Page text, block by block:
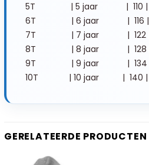
5T | 5 jaar | 110 |
6T | 6 jaar | 116 |
7T | 7 jaar | 122 |
8T | 8 jaar | 128 |
9T | 9 jaar | 134 |
10T | 10 jaar | 140 |
GERELATEERDE PRODUCTEN